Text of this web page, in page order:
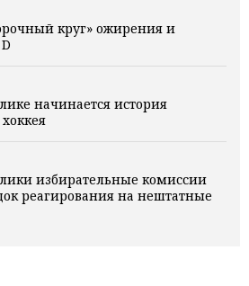
круг» ожирения и
начинается история
избирательные комиссии
реагирования на нештатные